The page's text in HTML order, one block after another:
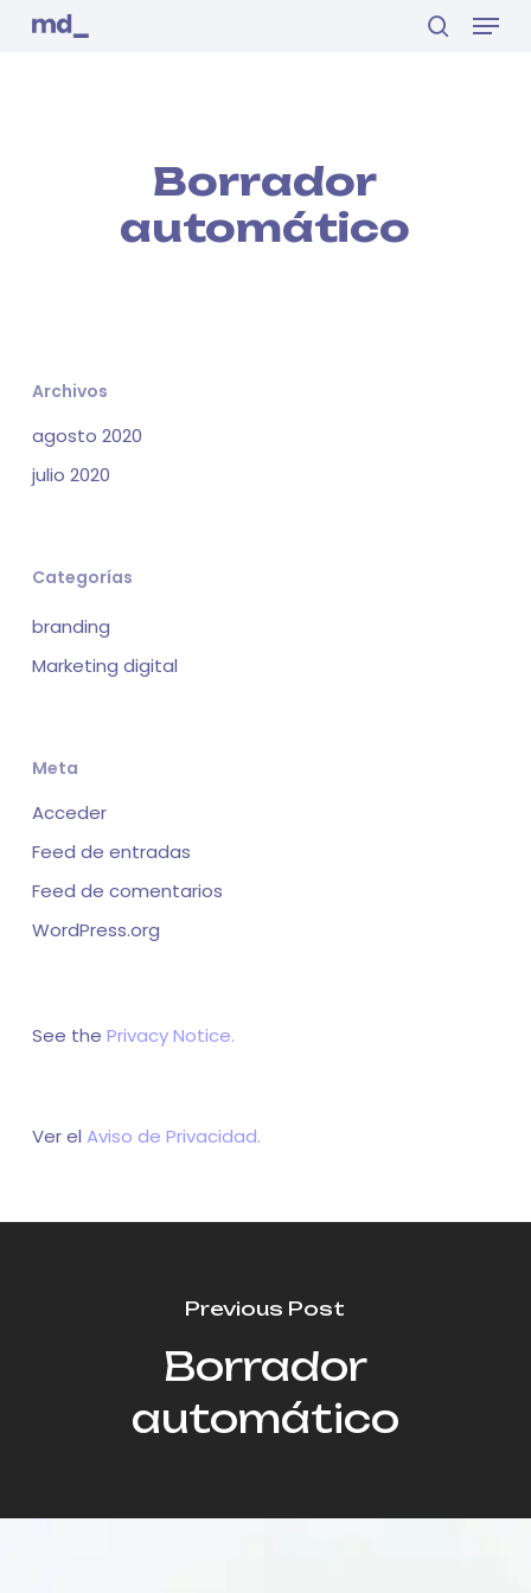
Skip
Menu
Borrador
automático
Archivos
agosto 2020
julio 2020
Categorías
branding
Marketing digital
Meta
Acceder
Feed de entradas
Feed de comentarios
WordPress.org
See the Privacy Notice.
Ver el Aviso de Privacidad.
Previous Post
Borrador
automático